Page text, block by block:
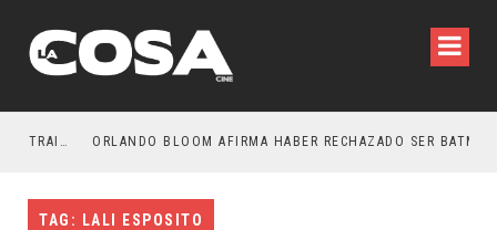
LA NOCHE DEL DEMONIO: ESTÁN ENTRE NOSOTROS – TRAILER FINAL ORLANDO BLOOM AFIRMA HABER RECHAZADO SER BATMAN
TAG: LALI ESPOSITO